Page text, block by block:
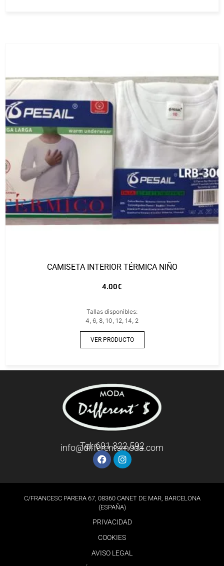
CAMISETA INTERIOR TÉRMICA NIÑO
4.00€
Tallas disponibles:
4, 6, 8, 10, 12, 14, 2
VER PRODUCTO
Tel: 691 322 592
info@differentsmoda.com
C/FRANCESC PARERA 67, 08360 CANET DE MAR, BARCELONA
(ESPAÑA)
PRIVACIDAD
COOKIES
AVISO LEGAL